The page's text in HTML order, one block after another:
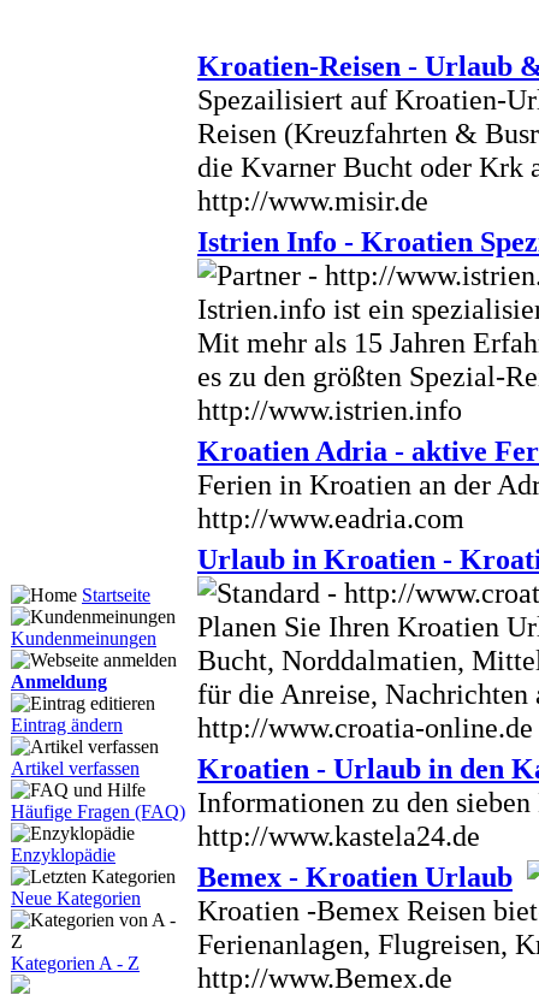
Startseite
Kundenmeinungen
Anmeldung
Eintrag ändern
Artikel verfassen
Häufige Fragen (FAQ)
Enzyklopädie
Neue Kategorien
Kategorien A - Z
Kroatien-Reisen - Urlaub
Spezailisiert auf Kroatien-
Reisen (Kreuzfahrten &
die Kvarner Bucht oder Krk
http://www.misir.de
Istrien Info - Kroatien
Istrien.info ist ein
Mit mehr als 15 Jahren
es zu den größten Spezial-
http://www.istrien.info
Kroatien Adria - aktive
Ferien in Kroatien an der
http://www.eadria.com
Urlaub in Kroatien -
Planen Sie Ihren Kroatien
Bucht, Norddalmatien,
für die Anreise, Nachrichten
http://www.croatia-online.de
Kroatien - Urlaub in den
Informationen zu den
http://www.kastela24.de
Bemex - Kroatien Urlaub
Kroatien -Bemex Reisen
Ferienanlagen, Flugreisen,
http://www.Bemex.de